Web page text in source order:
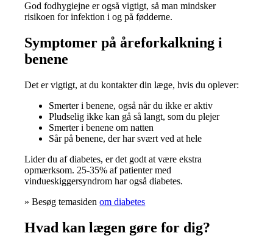
God fodhygiejne er også vigtigt, så man mindsker
risikoen for infektion i og på fødderne.
Symptomer på åreforkalkning i
benene
Det er vigtigt, at du kontakter din læge, hvis du oplever:
Smerter i benene, også når du ikke er aktiv
Pludselig ikke kan gå så langt, som du plejer
Smerter i benene om natten
Sår på benene, der har svært ved at hele
Lider du af diabetes, er det godt at være ekstra
opmærksom. 25-35% af patienter med
vindueskiggersyndrom har også diabetes.
» Besøg temasidenom diabetes
Hvad kan lægen gøre for dig?